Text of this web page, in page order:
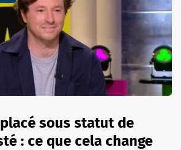
sous statut de
: ce que cela change